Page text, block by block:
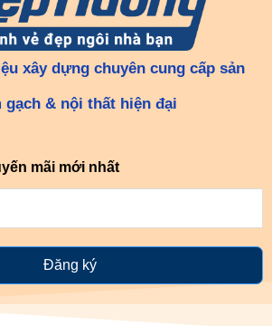
xây dựng chuyên cung cấp sản
gạch & nội thất hiện đại
mãi mới nhất
Đăng ký